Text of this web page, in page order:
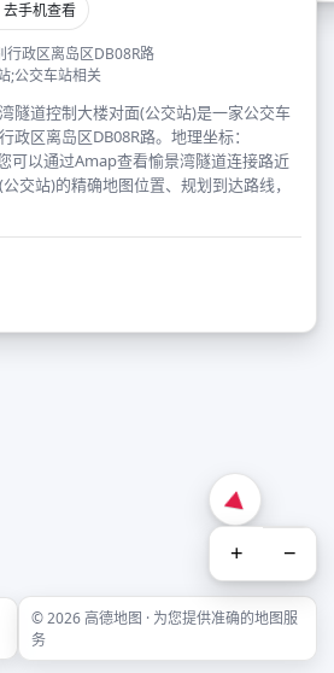
去手机查看
行政区离岛区DB08R路
;公交车站相关
隧道控制大楼对面(公交站)是一家公交车
政区离岛区DB08R路。地理坐标：
可以通过Amap查看愉景湾隧道连接路近
交站)的精确地图位置、规划到达路线，
+ −
© 2026 高德地图 · 为您提供准确的地图服
务